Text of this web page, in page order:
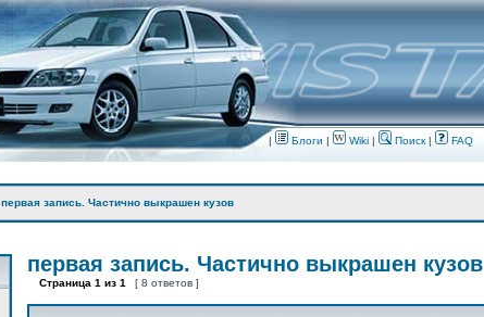
| Блоги | Wiki | Поиск| FAQ
первая запись. Частично выкрашен кузов
первая запись. Частично выкрашен кузов
Страница 1 из 1 [ 8 ответов ]